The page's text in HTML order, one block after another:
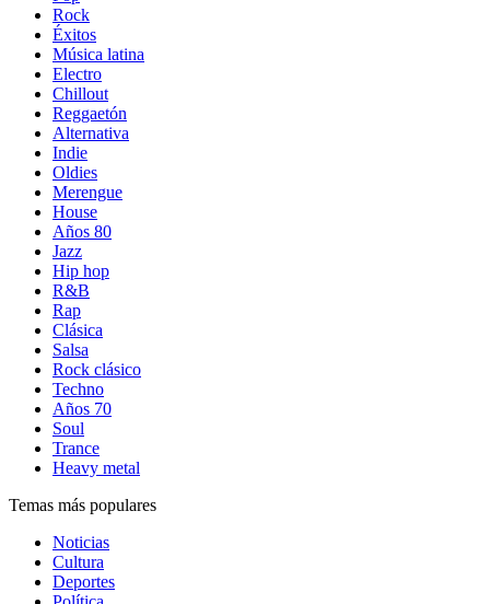
Rock
Éxitos
Música latina
Electro
Chillout
Reggaetón
Alternativa
Indie
Oldies
Merengue
House
Años 80
Jazz
Hip hop
R&B
Rap
Clásica
Salsa
Rock clásico
Techno
Años 70
Soul
Trance
Heavy metal
Temas más populares
Noticias
Cultura
Deportes